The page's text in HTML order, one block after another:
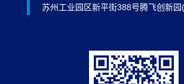
苏州工业园区新平街388号腾飞创新